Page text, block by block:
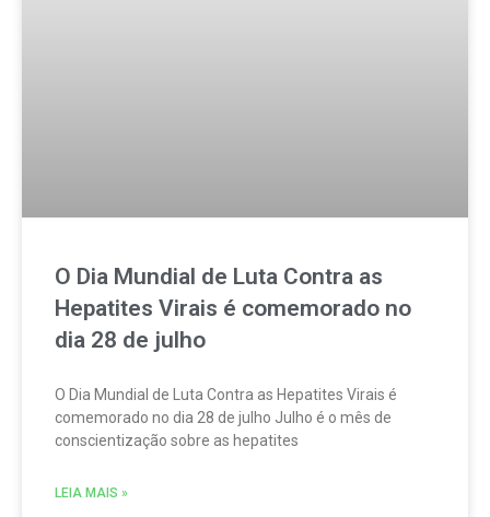
O Dia Mundial de Luta Contra as
Hepatites Virais é comemorado no
dia 28 de julho
O Dia Mundial de Luta Contra as Hepatites Virais é
comemorado no dia 28 de julho Julho é o mês de
conscientização sobre as hepatites
LEIA MAIS »